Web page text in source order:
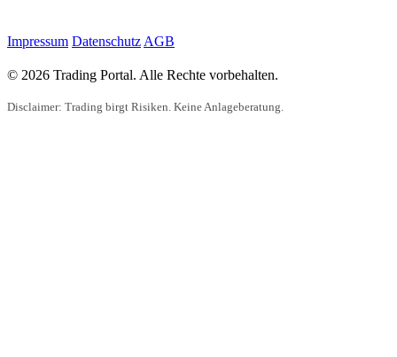
Impressum Datenschutz AGB
© 2026 Trading Portal. Alle Rechte vorbehalten.
Disclaimer: Trading birgt Risiken. Keine Anlageberatung.